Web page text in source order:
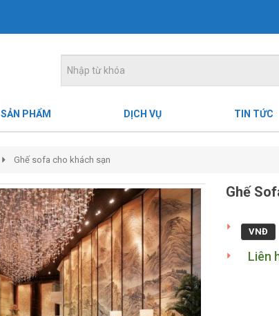
SẢN PHẨM DỊCH VỤ TIN TỨC
Ghế sofa cho khách sạn
Ghế
VNĐ
Liên